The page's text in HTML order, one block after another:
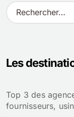
R
e
r
e
r
Les
Top 3 des
fournisseurs,